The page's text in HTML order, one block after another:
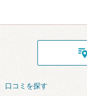
口コミを探す